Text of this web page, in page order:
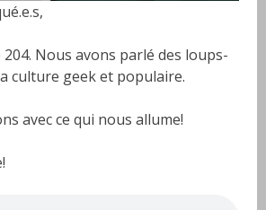
204. Nous avons parlé des loups-
culture geek et populaire.
avec ce qui nous allume!